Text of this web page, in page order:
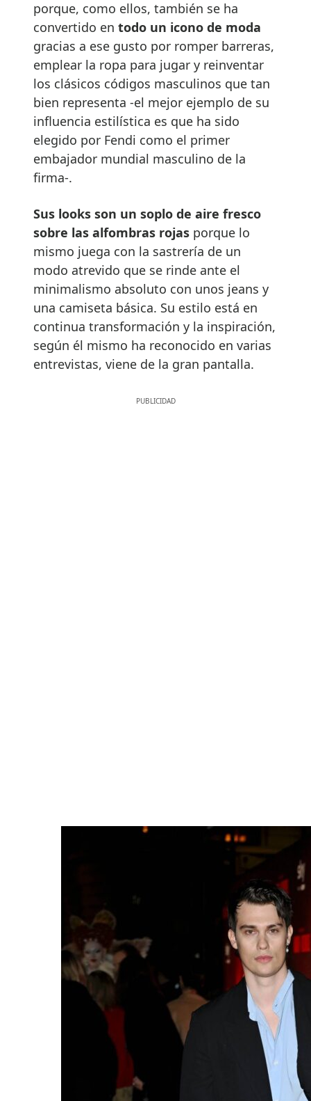
porque, como ellos, también se ha
convertido en todo un icono de moda
gracias a ese gusto por romper barreras,
emplear la ropa para jugar y reinventar
los clásicos códigos masculinos que tan
bien representa -el mejor ejemplo de su
influencia estilística es que ha sido
elegido por Fendi como el primer
embajador mundial masculino de la
firma-.
Sus looks son un soplo de aire fresco
sobre las alfombras rojas porque lo
mismo juega con la sastrería de un
modo atrevido que se rinde ante el
minimalismo absoluto con unos jeans y
una camiseta básica. Su estilo está en
continua transformación y la inspiración,
según él mismo ha reconocido en varias
entrevistas, viene de la gran pantalla.